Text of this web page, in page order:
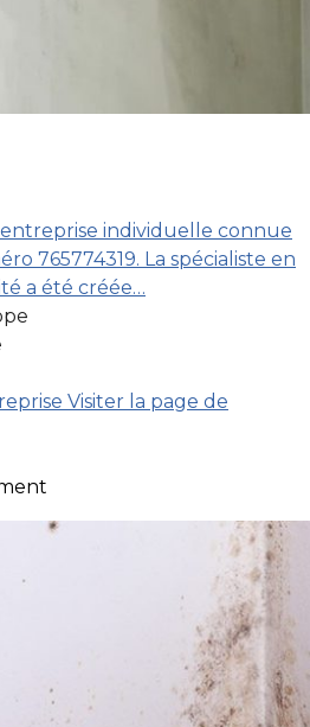
entreprise individuelle connue
765774319. La spécialiste en
a été créée…
Visiter la page de